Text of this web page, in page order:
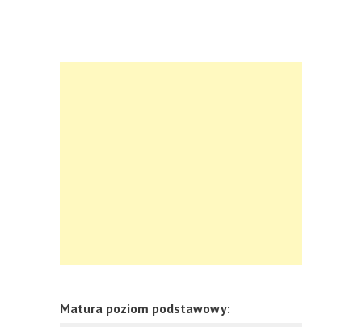
Matura poziom podstawowy: